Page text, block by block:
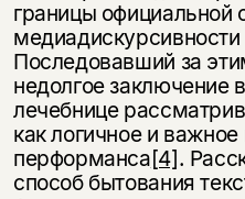
границы официальной
Последовавший за
недолгое заключение
лечебнице
как логичное и
перформанса[4].
способ бытования